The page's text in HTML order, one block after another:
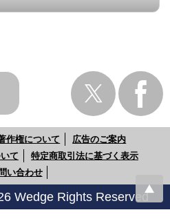
作権について
広告のご案内
て
特定商取引法に基づく表示
い合わせ
Wedge Rights Reserved